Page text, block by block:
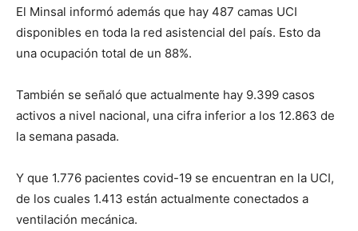
El Minsal informó además que hay 487 camas UCI
disponibles en toda la red asistencial del país. Esto da
una ocupación total de un 88%.
También se señaló que actualmente hay 9.399 casos
activos a nivel nacional, una cifra inferior a los 12.863 de
la semana pasada.
Y que 1.776 pacientes covid-19 se encuentran en la UCI,
de los cuales 1.413 están actualmente conectados a
ventilación mecánica.